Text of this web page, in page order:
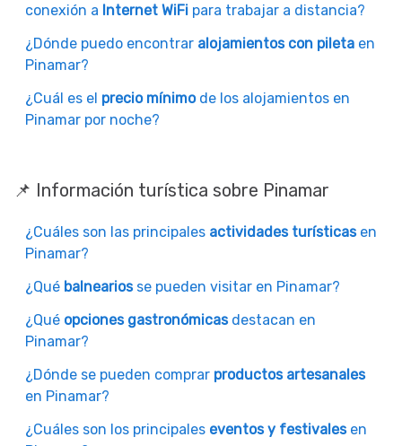
conexión a Internet WiFi para trabajar a distancia?
¿Dónde puedo encontrar alojamientos con pileta en
Pinamar?
¿Cuál es el precio mínimode los alojamientos en
Pinamar por noche?
📌 Información turística sobre Pinamar
¿Cuáles son las principales actividades turísticasen
Pinamar?
¿Qué balneariosse pueden visitar en Pinamar?
¿Qué opciones gastronómicasdestacan en
Pinamar?
¿Dónde se pueden comprar productos artesanales
en Pinamar?
¿Cuáles son los principales eventos y festivalesen